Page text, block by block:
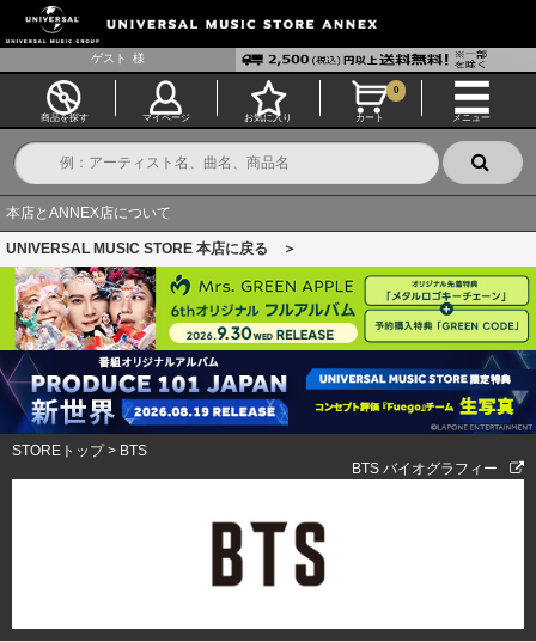
ゲスト 様
商品を探す マイページ お気に入り カート
0
メニュー
本店とANNEX店について
UNIVERSAL MUSIC STORE 本店に戻る ＞
STOREトップ> BTS
BTS バイオグラフィー